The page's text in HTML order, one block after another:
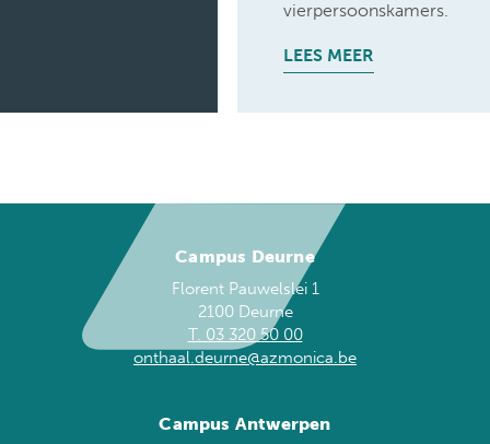
vierpersoonskamers.
LEES MEER
Campus Deurne
Florent Pauwelslei 1
2100 Deurne
T. 03 320 50 00
onthaal.deurne@azmonica.be
Campus Antwerpen